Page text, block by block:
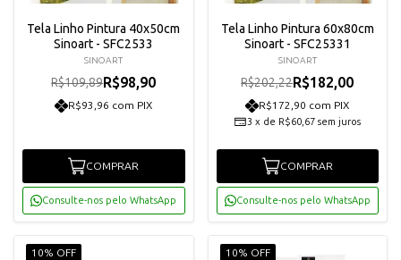
Tela Linho Pintura 40x50cm
Sinoart - SFC2533
SINOART
R$109,89R$98,90
R$93,96 com PIX
COMPRAR
Consulte-nos pelo WhatsApp
Tela Linho Pintura 60x80cm
Sinoart - SFC25331
SINOART
R$202,22R$182,00
R$172,90 com PIX
3 x de R$60,67 sem juros
COMPRAR
Consulte-nos pelo WhatsApp
10% OFF 10% OFF